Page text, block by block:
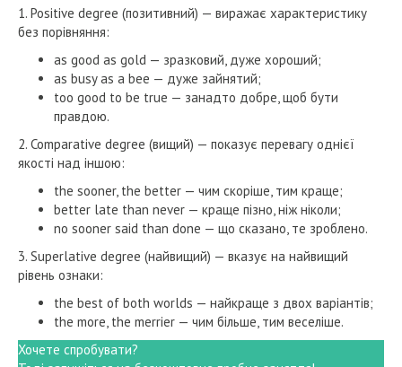
1. Positive degree (позитивний) — виражає характеристику
без порівняння:
as good as gold — зразковий, дуже хороший;
as busy as a bee — дуже зайнятий;
too good to be true — занадто добре, щоб бути
правдою.
2. Comparative degree (вищий) — показує перевагу однієї
якості над іншою:
the sooner, the better — чим скоріше, тим краще;
better late than never — краще пізно, ніж ніколи;
no sooner said than done — що сказано, те зроблено.
3. Superlative degree (найвищий) — вказує на найвищий
рівень ознаки:
the best of both worlds — найкраще з двох варіантів;
the more, the merrier — чим більше, тим веселіше.
Хочете спробувати?